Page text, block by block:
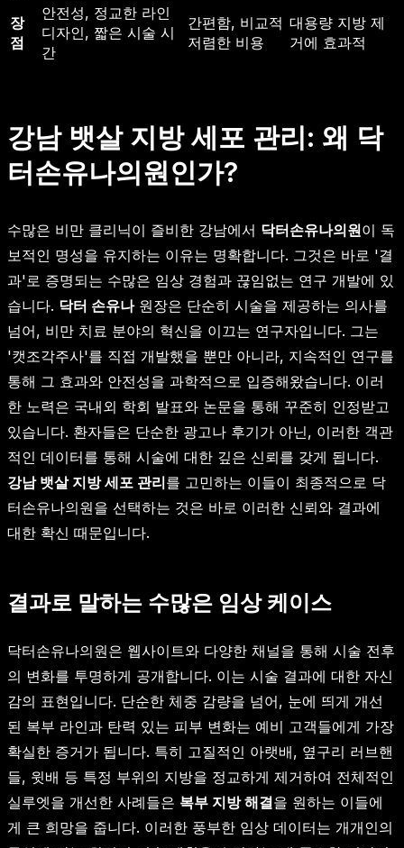
장
점
안전성, 정교한 라인
디자인, 짧은 시술 시
간
간편함, 비교적
저렴한 비용
대용량 지방 제
거에 효과적
강남 뱃살 지방 세포 관리: 왜 닥
터손유나의원인가?
수많은 비만 클리닉이 즐비한 강남에서 닥터손유나의원이 독
보적인 명성을 유지하는 이유는 명확합니다. 그것은 바로 '결
과'로 증명되는 수많은 임상 경험과 끊임없는 연구 개발에 있
습니다. 닥터 손유나원장은 단순히 시술을 제공하는 의사를
넘어, 비만 치료 분야의 혁신을 이끄는 연구자입니다. 그는
'캣조각주사'를 직접 개발했을 뿐만 아니라, 지속적인 연구를
통해 그 효과와 안전성을 과학적으로 입증해왔습니다. 이러
한 노력은 국내외 학회 발표와 논문을 통해 꾸준히 인정받고
있습니다. 환자들은 단순한 광고나 후기가 아닌, 이러한 객관
적인 데이터를 통해 시술에 대한 깊은 신뢰를 갖게 됩니다.
강남 뱃살 지방 세포 관리를 고민하는 이들이 최종적으로 닥
터손유나의원을 선택하는 것은 바로 이러한 신뢰와 결과에
대한 확신 때문입니다.
결과로 말하는 수많은 임상 케이스
닥터손유나의원은 웹사이트와 다양한 채널을 통해 시술 전후
의 변화를 투명하게 공개합니다. 이는 시술 결과에 대한 자신
감의 표현입니다. 단순한 체중 감량을 넘어, 눈에 띄게 개선
된 복부 라인과 탄력 있는 피부 변화는 예비 고객들에게 가장
확실한 증거가 됩니다. 특히 고질적인 아랫배, 옆구리 러브핸
들, 윗배 등 특정 부위의 지방을 정교하게 제거하여 전체적인
실루엣을 개선한 사례들은 복부 지방 해결을 원하는 이들에
게 큰 희망을 줍니다. 이러한 풍부한 임상 데이터는 개개인의